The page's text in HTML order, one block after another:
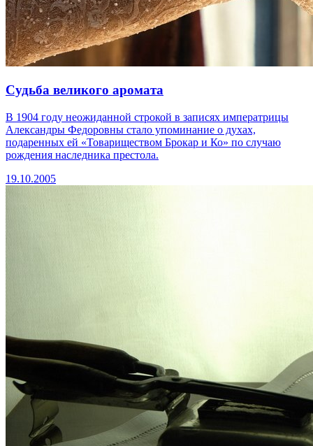
Судьба великого аромата
В 1904 году неожиданной строкой в записях императрицы
Александры Федоровны стало упоминание о духах,
подаренных ей «Товариществом Брокар и Ко» по случаю
рождения наследника престола.
19.10.2005